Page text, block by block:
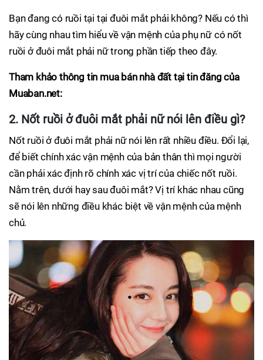
Bạn đang có ruồi tại tại đuôi mắt phải không? Nếu có thì
hãy cùng nhau tìm hiểu về vận mệnh của phụ nữ có nốt
ruồi ở đuôi mắt phải nữ trong phần tiếp theo đây.
Tham khảo thông tin mua bán nhà đất tại tin đăng của
Muaban.net:
2. Nốt ruồi ở đuôi mắt phải nữ nói lên điều gì?
Nốt ruồi ở đuôi mắt phải nữ nói lên rất nhiều điều. Đổi lại,
để biết chính xác vận mệnh của bản thân thì mọi người
cần phải xác định rõ chính xác vị trí của chiếc nốt ruồi.
Nằm trên, dưới hay sau đuôi mắt? Vị trí khác nhau cũng
sẽ nói lên những điều khác biệt về vận mệnh của mệnh
chủ.